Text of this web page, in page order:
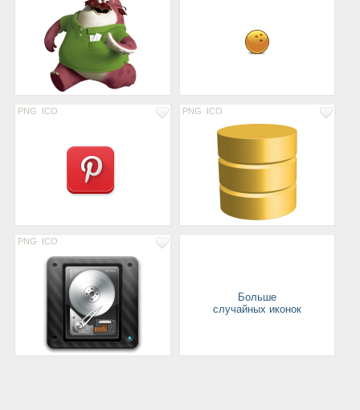
PNG ICO PNG ICO
PNG ICO
Больше
случайных иконок